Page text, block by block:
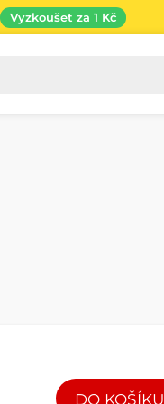
Vyzkoušet za 1 Kč
DO KOŠÍKU